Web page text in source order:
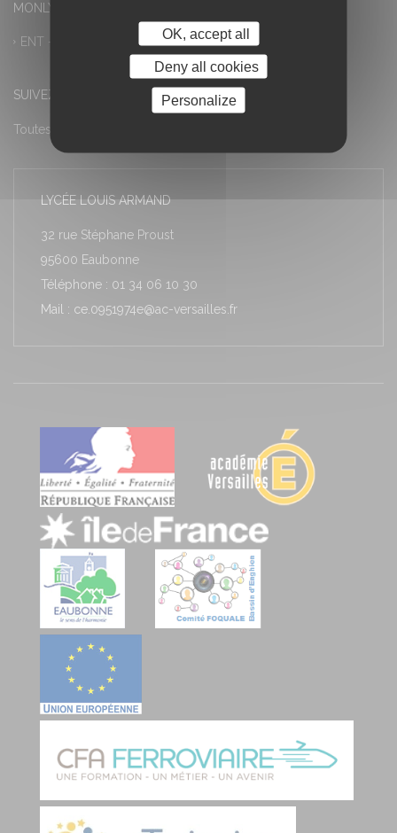
MONLYCEE.NET (ENT) – PRONOTE
ENT – Accès à PRONOTE
SUIVEZ-NOUS
Toutes les actualités
LYCÉE LOUIS ARMAND
32 rue Stéphane Proust
95600 Eaubonne
Téléphone : 01 34 06 10 30
Mail : ce.0951974e@ac-versailles.fr
OK, accept all
Deny all cookies
Personalize